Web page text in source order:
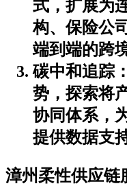
式，扩展为
构、保险公
端到端的跨
碳中和追踪
势，探索将
协同体系，
提供数据支持
漳州柔性供应链